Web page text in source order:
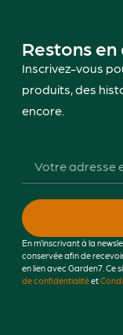
Restons
Inscrivez-vous
produits, des
encore.
En m’inscrivant à la
conservée afin de
en lien avec Garden7. Ce
de confidentialitéet